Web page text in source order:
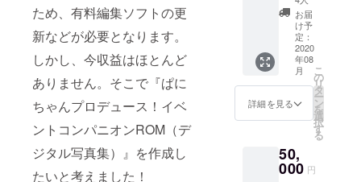
ため、有料編集ソフトの更
新などが必要となります。
しかし、今収益はほとんど
ありません。そこで『ぱに
ちゃんプロデュース！イベ
ントコンパニオンROM（デ
ジタル写真集）』を作成し
たいと考えました！
員共
通） ぱ
にちゃ
ん2人あ
なただ
けへの
お礼動
画
ROM3
なモデ
ルさん
からの
お届
け予
定：
2020
年08
月
詳細を見る
こ
の
リ
タ
ー
ン
を
選
択
す
る
50,
000 円